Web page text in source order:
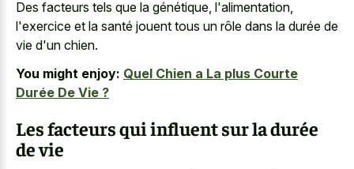
Des facteurs tels que la génétique, l'alimentation,
l'exercice et la santé jouent tous un rôle dans la durée de
vie d'un chien.
You might enjoy: Quel Chien a La plus Courte
Durée De Vie ?
Les facteurs qui influent sur la durée
de vie